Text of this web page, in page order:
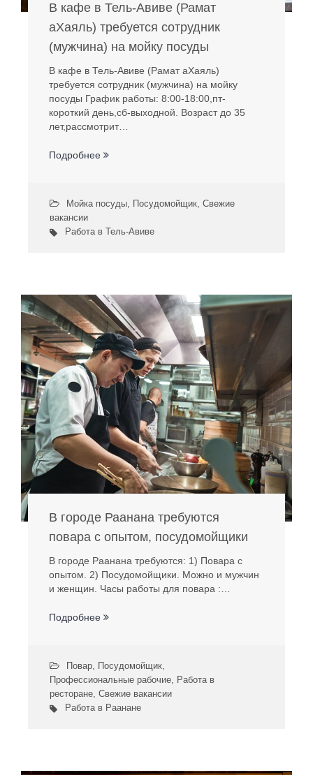
В кафе в Тель-Авиве (Рамат
аХаяль) требуется сотрудник
(мужчина) на мойку посуды
В кафе в Тель-Авиве (Рамат аХаяль)
требуется сотрудник (мужчина) на мойку
посуды График работы: 8:00-18:00,пт-
короткий день,сб-выходной. Возраст до 35
лет,рассмотрит…
Подробнее
Мойка посуды, Посудомойщик, Свежие
вакансии
Работа в Тель-Авиве
В городе Раанана требуются
повара с опытом, посудомойщики
В городе Раанана требуются: 1) Повара с
опытом. 2) Посудомойщики. Можно и мужчин
и женщин. Часы работы для повара :…
Подробнее
Повар, Посудомойщик,
Профессиональные рабочие, Работа в
ресторане, Свежие вакансии
Работа в Раанане